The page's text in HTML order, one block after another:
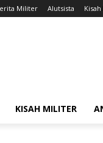
Militer Alutsista
KISAH MILITER